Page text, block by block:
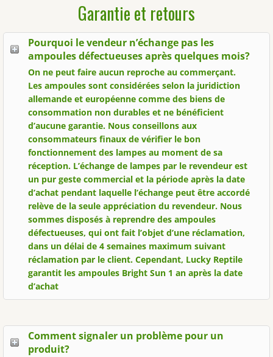
Garantie et retours
Pourquoi le vendeur n’échange pas les
ampoules défectueuses après quelques mois?
On ne peut faire aucun reproche au commerçant.
Les ampoules sont considérées selon la juridiction
allemande et européenne comme des biens de
consommation non durables et ne bénéficient
d’aucune garantie. Nous conseillons aux
consommateurs finaux de vérifier le bon
fonctionnement des lampes au moment de sa
réception. L’échange de lampes par le revendeur est
un pur geste commercial et la période après la date
d’achat pendant laquelle l’échange peut être accordé
relève de la seule appréciation du revendeur. Nous
sommes disposés à reprendre des ampoules
défectueuses, qui ont fait l’objet d’une réclamation,
dans un délai de 4 semaines maximum suivant
réclamation par le client. Cependant, Lucky Reptile
garantit les ampoules Bright Sun 1 an après la date
d’achat
Comment signaler un problème pour un
produit?